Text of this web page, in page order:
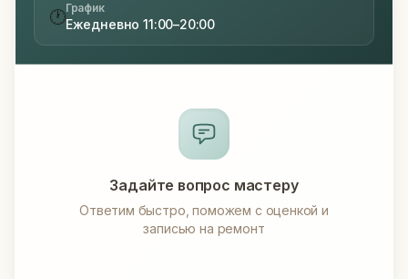
🕐График
Ежедневно 11:00–20:00
Задайте вопрос мастеру
Ответим быстро, поможем с оценкой и
записью на ремонт